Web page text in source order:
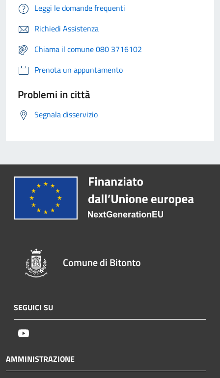
Leggi le domande frequenti
Richiedi Assistenza
Chiama il comune 080 3716102
Prenota un appuntamento
Problemi in città
Segnala disservizio
Comune di Bitonto
SEGUICI SU
AMMINISTRAZIONE